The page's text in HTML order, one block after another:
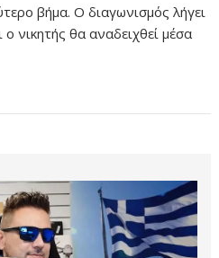
βήμα. Ο διαγωνισμός λήγει
νικητής θα αναδειχθεί μέσα